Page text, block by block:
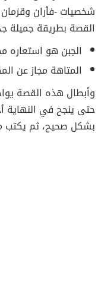
شخصيات -فأران
القصة بطريقة جميلة
الجبن هو استعاره
المتاهة مجاز عن
وأبطال هذه القصة
حتى ينجح في النهاية
بشكل صحيح، ثم يكتب